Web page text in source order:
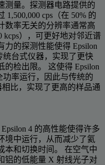
测量。探测器电路提供的
1,500,000 cps（在 50% 的
数率无关的分辨率通常高
kcps），可更好地对邻近谱
力的探测性能使得 Epsilon
统台式仪器，实现了更快
的检出限。 这使得 Epsilon
功率运行，因此与传统的
比，实现了更高的样品通
Epsilon 4 的高性能使得许多
境中运行，从而减少了氦
本和切换时间。 在空气中
铝的低能量 X 射线光子对